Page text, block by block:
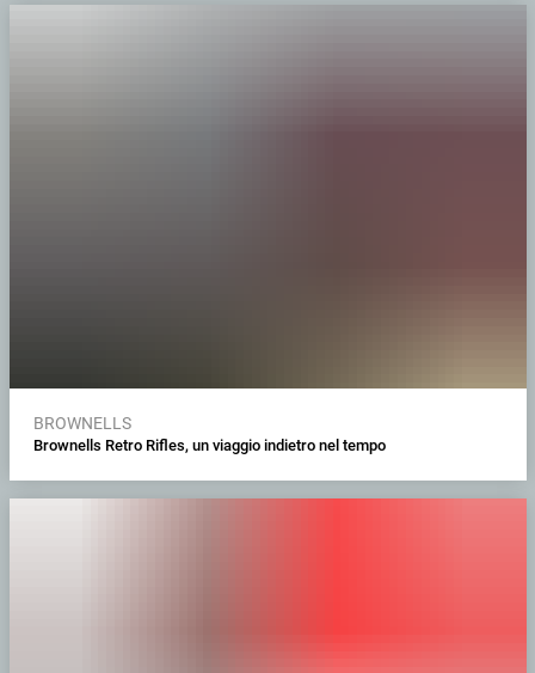
BROWNELLS
Brownells Retro Rifles, un viaggio indietro nel tempo